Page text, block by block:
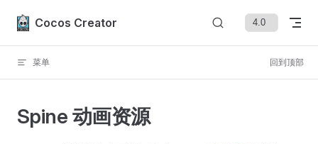
Skip to content
Cocos Creator
菜单 回到顶部
Spine 动画资源